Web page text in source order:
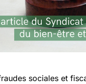
sociales et